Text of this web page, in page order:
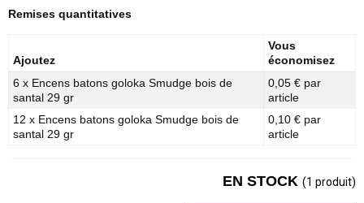
Remises quantitatives
Ajoutez
Vous
économisez
6 x Encens batons goloka Smudge bois de
santal 29 gr
0,05 € par
article
12 x Encens batons goloka Smudge bois de
santal 29 gr
0,10 € par
article
EN STOCK (1 produit)